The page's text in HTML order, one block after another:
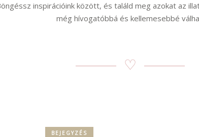
inspirációink között, és találd meg azokat az
még hívogatóbbá és kellemesebbé
♡
BEJEGYZÉS